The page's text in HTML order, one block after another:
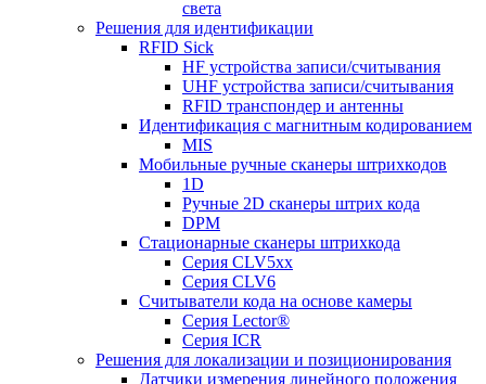
света
Решения для идентификации
RFID Sick
HF устройства записи/считывания
UHF устройства записи/считывания
RFID транспондер и антенны
Идентификация с магнитным кодированием
MIS
Мобильные ручные сканеры штрихкодов
1D
Ручные 2D сканеры штрих кода
DPM
Стационарные сканеры штрихкода
Серия CLV5xx
Серия CLV6
Считыватели кода на основе камеры
Серия Lector®
Серия ICR
Решения для локализации и позиционирования
Датчики измерения линейного положения